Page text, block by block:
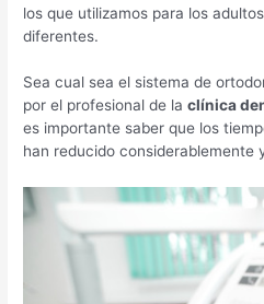
los que utilizamos para los
diferentes.
Sea cual sea el sistema de
por el profesional de laclínica
es importante saber que los
han reducido considerablemente